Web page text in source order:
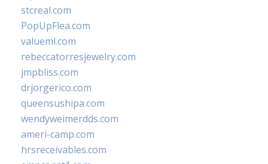
stcreal.com
PopUpFlea.com
valueml.com
rebeccatorresjewelry.com
jmpbliss.com
drjorgerico.com
queensushipa.com
wendyweimerdds.com
ameri-camp.com
hrsreceivables.com